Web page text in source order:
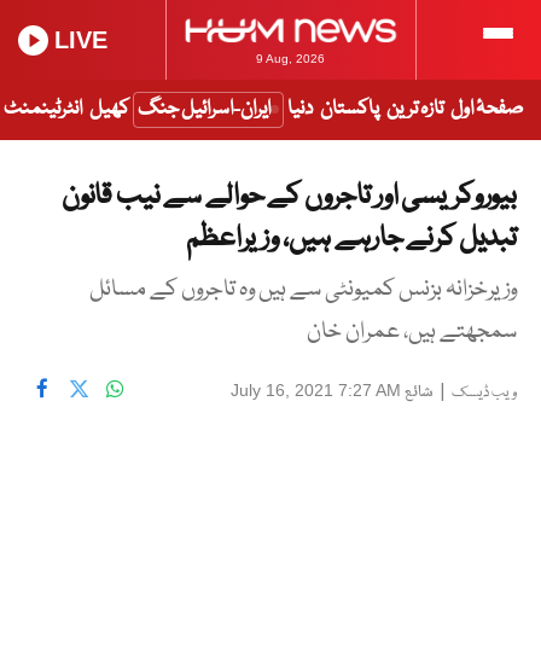
9 Aug, 2026
LIVE
صفحۂ اول تازہ ترین پاکستان دنیا ایران-اسرائیل جنگ کھیل انٹرٹینمنٹ
بیوروکریسی اور تاجروں کے حوالے سے نیب قانون
تبدیل کرنے جارہے ہیں، وزیراعظم
وزیرخزانہ بزنس کمیونٹی سے ہیں وہ تاجروں کے مسائل
سمجھتے ہیں، عمران خان
ویب ڈیسک | شائع July 16, 2021 7:27 AM